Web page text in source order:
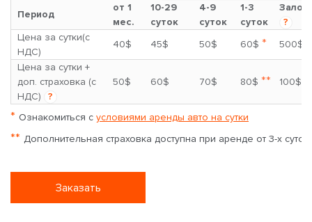
Период
от 1
мес.
10-29
суток
4-9
суток
1-3
суток
Залог
?
Цена за сутки(с
НДС)
40$ 45$ 50$ 60$ *
500$
Цена за сутки +
доп. страховка (с
НДС)
?
50$ 60$ 70$ 80$ ** 100$
* Ознакомиться с условиями аренды авто на сутки
** Дополнительная страховка доступна при аренде от 3-х суток
Заказать